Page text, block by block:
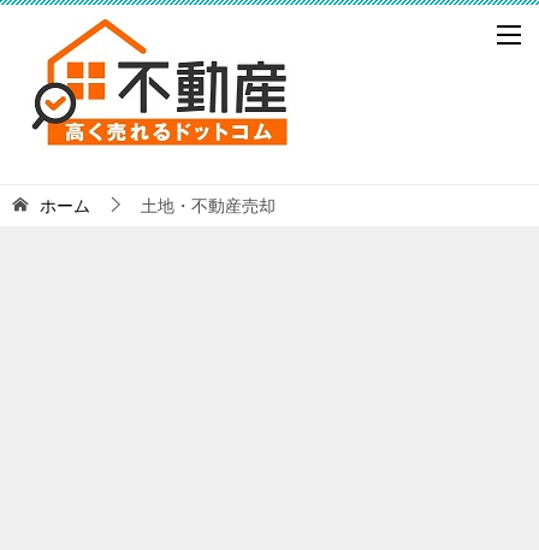
ホーム 土地・不動産売却